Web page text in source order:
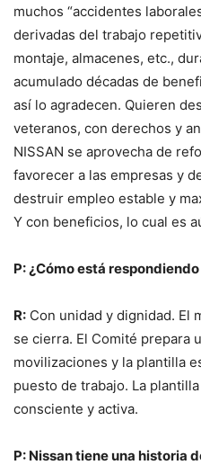
muchos “accidentes
derivadas del trabajo
montaje, almacenes, etc.,
acumulado décadas de
así lo agradecen. Quieren
veteranos, con derechos y
NISSAN se aprovecha de
favorecer a las empresas y
destruir empleo estable y
Y con beneficios, lo cual es
P: ¿Cómo está
R: Con unidad y dignidad. El
se cierra. El Comité prepara
movilizaciones y la plantilla
puesto de trabajo. La
consciente y activa.
P: Nissan tiene una historia